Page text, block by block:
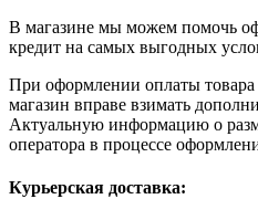
В магазине мы можем помочь
кредит на самых выгодных
При оформлении оплаты
магазин вправе взимать
Актуальную информацию о
оператора в процессе
Курьерская доставка: